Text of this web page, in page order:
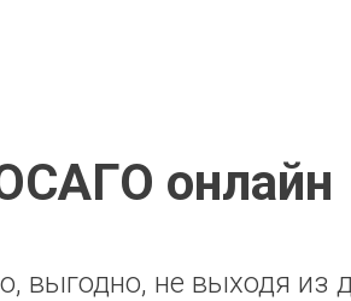
онлайн
выгодно, не выходя из